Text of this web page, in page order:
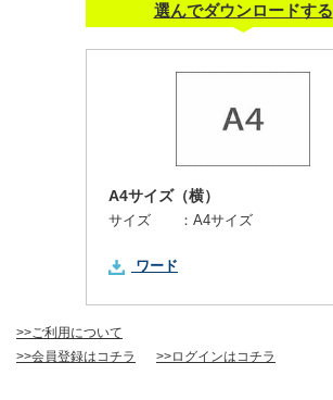
選んでダウンロードする
A4サイズ（横）
サイズ ： A4サイズ
ワード
>>ご利用について
>>会員登録はコチラ
>>ログインはコチラ